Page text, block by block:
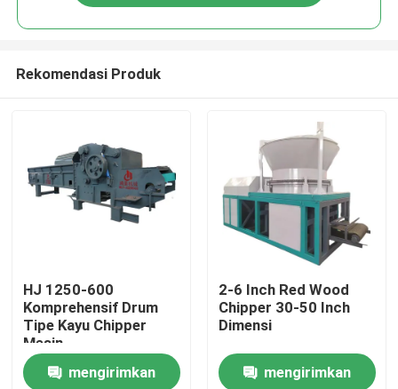
Rekomendasi Produk
HJ 1250-600
Komprehensif Drum
Tipe Kayu Chipper
Mesin
mengirimkan
2-6 Inch Red Wood
Chipper 30-50 Inch
Dimensi
mengirimkan